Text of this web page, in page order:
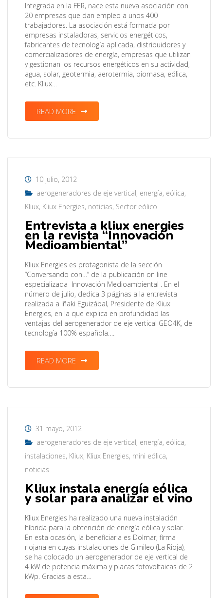
Integrada en la FER, nace esta nueva asociación con
20 empresas que dan empleo a unos 400
trabajadores. La asociación está formada por
empresas instaladoras, servicios energéticos,
fabricantes de tecnología aplicada, distribuidores y
comercializadores de energía, empresas que utilizan
y gestionan los recursos energéticos en su actividad,
agua, solar, geotermia, aerotermia, biomasa, eólica,
etc. Kliux…
READ MORE
10 julio, 2012
aerogeneradores de eje vertical, energía, eólica,
Kliux, Kliux Energies, noticias, Sector eólico
Entrevista a kliux energies
en la revista “Innovación
Medioambiental”
Kliux Energies es protagonista de la sección
“Conversando con…” de la publicación on line
especializada Innovación Medioambiental . En el
número de julio, dedica 3 páginas a la entrevista
realizada a Iñaki Eguizábal, Presidente de Kliux
Energies, en la que explica en profundidad las
ventajas del aerogenerador de eje vertical GEO4K, de
tecnología 100% española….
READ MORE
31 mayo, 2012
aerogeneradores de eje vertical, energía, eólica,
instalaciones, Kliux, Kliux Energies, mini eólica,
noticias
Kliux instala energía eólica
y solar para analizar el vino
Kliux Energies ha realizado una nueva instalación
híbrida para la obtención de energía eólica y solar.
En esta ocasión, la beneficiaria es Dolmar, firma
riojana en cuyas instalaciones de Gimileo (La Rioja),
se ha colocado un aerogenerador de eje vertical de
4 kW de potencia máxima y placas fotovoltaicas de 2
kWp. Gracias a esta…